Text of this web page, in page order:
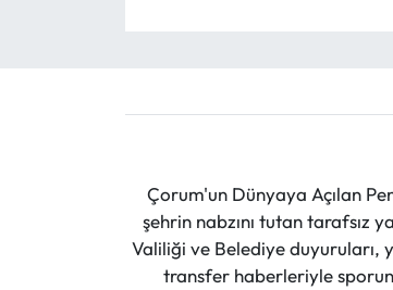
Çorum'un Dünyaya Açılan
şehrin nabzını tutan tarafsız
Valiliği ve Belediye duyuruları,
transfer haberleriyle